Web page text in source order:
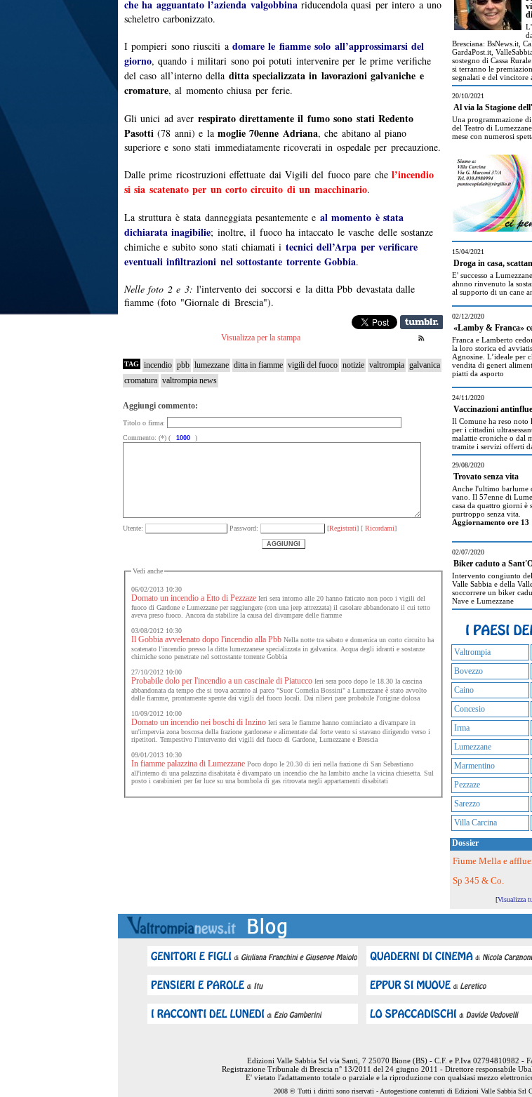
che ha agguantato l’azienda valgobbinariducendola quasi per intero a uno
scheletro carbonizzato.
I pompieri sono riusciti a domare le fiamme solo all’approssimarsi del
giorno, quando i militari sono poi potuti intervenire per le prime verifiche
del caso all’interno della ditta specializzata in lavorazioni galvaniche e
cromature, al momento chiusa per ferie.
Gli unici ad aver respirato direttamente il fumo sono stati Redento
Pasotti (78 anni) e la moglie 70enne Adriana, che abitano al piano
superiore e sono stati immediatamente ricoverati in ospedale per precauzione.
Dalle prime ricostruzioni effettuate dai Vigili del fuoco pare chel’incendio
si sia scatenato per un corto circuito di un macchinario.
La struttura è stata danneggiata pesantemente e al momento è stata
dichiarata inagibilie; inoltre, il fuoco ha intaccato le vasche delle sostanze
chimiche e subito sono stati chiamati i tecnici dell’Arpa per verificare
eventuali infiltrazioni nel sottostante torrente Gobbia.
Nelle foto 2 e 3: l'intervento dei soccorsi e la ditta Pbb devastata dalle
fiamme (foto "Giornale di Brescia").
Visualizza per la stampa
TAG incendio pbb lumezzane ditta in fiamme vigili del fuoco notizie valtrompia galvanica
cromatura valtrompia news
Aggiungi commento:
Titolo o firma:
Commento: (*) (
)
Utente: Password: [Registrati] [ Ricordami]
Vedi anche
06/02/2013 10:30
Domato un incendio a Etto di PezzazeIeri sera intorno alle 20 hanno faticato non poco i vigili del
fuoco di Gardone e Lumezzane per raggiungere (con una jeep attrezzata) il casolare abbandonato il cui tetto
aveva preso fuoco. Ancora da stabilire la causa del divampare delle fiamme
03/08/2012 10:30
Il Gobbia avvelenato dopo l'incendio alla PbbNella notte tra sabato e domenica un corto circuito ha
scatenato l'incendio presso la ditta lumezzanese specializzata in galvanica. Acqua degli idranti e sostanze
chimiche sono penetrate nel sottostante torrente Gobbia
27/10/2012 10:00
Probabile dolo per l'incendio a un cascinale di PiatuccoIeri sera poco dopo le 18.30 la cascina
abbandonata da tempo che si trova accanto al parco "Suor Cornelia Bossini" a Lumezzane è stato avvolto
dalle fiamme, prontamente spente dai vigili del fuoco locali. Dai rilievi pare probabile l'origine dolosa
10/09/2012 10:00
Domato un incendio nei boschi di InzinoIeri sera le fiamme hanno cominciato a divampare in
un'impervia zona boscosa della frazione gardonese e alimentate dal forte vento si stavano dirigendo verso i
ripetitori. Tempestivo l'intervento dei vigili del fuoco di Gardone, Lumezzane e Brescia
09/01/2013 10:30
In fiamme palazzina di LumezzanePoco dopo le 20.30 di ieri nella frazione di San Sebastiano
all'interno di una palazzina disabitata è divampato un incendio che ha lambito anche la vicina chiesetta. Sul
posto i carabinieri per far luce su una bombola di gas ritrovata negli appartamenti disabitati
Bresciana: BsNews.it,
GardaPost.it,
sostegno di Cassa
si terranno le
segnalati e del vincitore
20/10/2021
Al via la Stagione
Una programmazione
del Teatro di
mese con numerosi
15/04/2021
Droga in casa,
E' successo a
ahnno rinvenuto la
al supporto di un cane
02/12/2020
«Lamby & Franca»
Franca e Lamberto
la loro storica ed
Agnosine. L’ideale per
vendita di generi
piatti da asporto
24/11/2020
Vaccinazioni
Il Comune ha reso noto
per i cittadini
malattie croniche o dal
tramite i servizi offerti
29/08/2020
Trovato senza vita
Anche l'ultimo barlume
vano. Il 57enne di
casa da quattro giorni è
purtroppo senza vita.
Aggiornamento ore 13
02/07/2020
Biker caduto a
Intervento congiunto
Valle Sabbia e della
soccorrere un biker
Nave e Lumezzane
Valtrompia
Bovezzo
Caino
Concesio
Irma
Lumezzane
Marmentino
Pezzaze
Sarezzo
Villa Carcina
Dossier
Fiume Mella e
Sp 345 & Co.
[Visualizza
Edizioni Valle Sabbia Srl via Santi, 7 25070 Bione (BS) - C.F. e P.Iva 02794810982 -
Registrazione Tribunale di Brescia n° 13/2011 del 24 giugno 2011 - Direttore responsabile
E' vietato l'adattamento totale o parziale e la riproduzione con qualsiasi mezzo
2008 © Tutti i diritti sono riservati - Autogestione contenuti di Edizioni Valle Sabbia Srl